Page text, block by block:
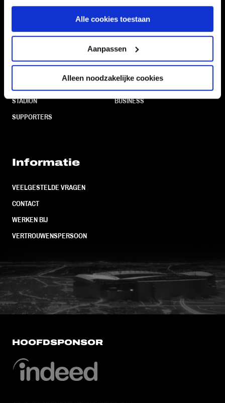
Alle cookies toestaan
Aanpassen
Alleen noodzakelijke cookies
Navigeer naar
CLUB
STADION
SUPPORTERS
FOUNDATION
KAARTVERKOOP
BUSINESS
Informatie
VEELGESTELDE VRAGEN
CONTACT
WERKEN BIJ
VERTROUWENSPERSOON
FC Utrecht<br>vanuit<br>het
HOOFDSPONSOR